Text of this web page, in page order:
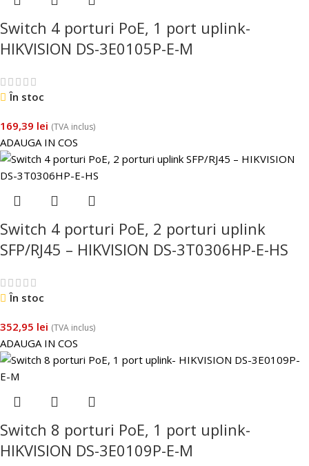
Switch 4 porturi PoE, 1 port uplink-
HIKVISION DS-3E0105P-E-M
În stoc
169,39 lei (TVA inclus)
ADAUGA IN COS
Switch 4 porturi PoE, 2 porturi uplink
SFP/RJ45 – HIKVISION DS-3T0306HP-E-HS
În stoc
352,95 lei (TVA inclus)
ADAUGA IN COS
Switch 8 porturi PoE, 1 port uplink-
HIKVISION DS-3E0109P-E-M